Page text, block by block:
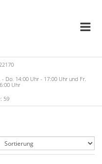
Do. 14:00 Uhr - 17:00 Uhr und Fr.
Uhr
59